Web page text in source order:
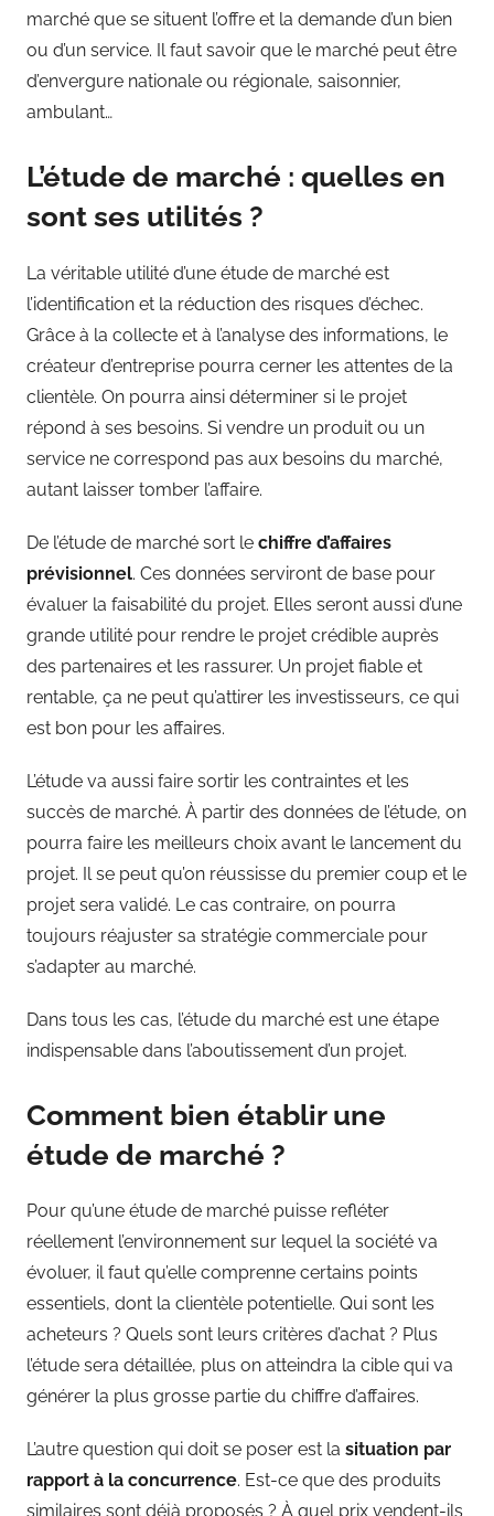
marché que se situent l’offre et la demande d’un bien
ou d’un service. Il faut savoir que le marché peut être
d’envergure nationale ou régionale, saisonnier,
ambulant…
L’étude de marché : quelles en
sont ses utilités ?
La véritable utilité d’une étude de marché est
l’identification et la réduction des risques d’échec.
Grâce à la collecte et à l’analyse des informations, le
créateur d’entreprise pourra cerner les attentes de la
clientèle. On pourra ainsi déterminer si le projet
répond à ses besoins. Si vendre un produit ou un
service ne correspond pas aux besoins du marché,
autant laisser tomber l’affaire.
De l’étude de marché sort le chiffre d’affaires
prévisionnel. Ces données serviront de base pour
évaluer la faisabilité du projet. Elles seront aussi d’une
grande utilité pour rendre le projet crédible auprès
des partenaires et les rassurer. Un projet fiable et
rentable, ça ne peut qu’attirer les investisseurs, ce qui
est bon pour les affaires.
L’étude va aussi faire sortir les contraintes et les
succès de marché. À partir des données de l’étude, on
pourra faire les meilleurs choix avant le lancement du
projet. Il se peut qu’on réussisse du premier coup et le
projet sera validé. Le cas contraire, on pourra
toujours réajuster sa stratégie commerciale pour
s’adapter au marché.
Dans tous les cas, l’étude du marché est une étape
indispensable dans l’aboutissement d’un projet.
Comment bien établir une
étude de marché ?
Pour qu’une étude de marché puisse refléter
réellement l’environnement sur lequel la société va
évoluer, il faut qu’elle comprenne certains points
essentiels, dont la clientèle potentielle. Qui sont les
acheteurs ? Quels sont leurs critères d’achat ? Plus
l’étude sera détaillée, plus on atteindra la cible qui va
générer la plus grosse partie du chiffre d’affaires.
L’autre question qui doit se poser est la situation par
rapport à la concurrence. Est-ce que des produits
similaires sont déjà proposés ? À quel prix vendent-ils